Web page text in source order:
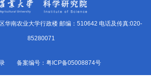
华南农业大学行政楼 邮编：510642 电话及传真:020-
85280071
备案编号：粤ICP备05008874号